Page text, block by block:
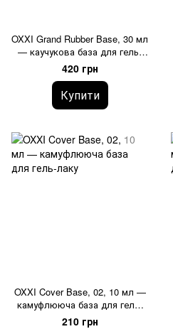
OXXI Grand Rubber Base, 30 мл
— каучукова база для гель-
лаку
420 грн
Купити
OXXI Cover Base, 02, 10 мл —
камуфлююча база для гель-
лаку
210 грн